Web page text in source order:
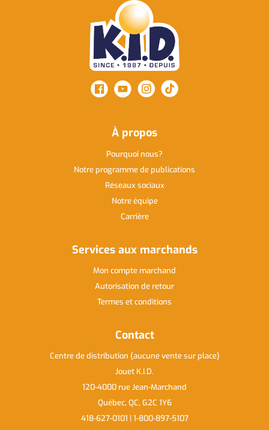
À propos
Pourquoi nous
Notre programme de publications
Réseaux sociaux
Notre équipe
Carrière
Services aux marchands
Mon compte marchand
Autorisation de retour
Termes et conditions
Contact
Centre de distribution (aucune vente sur place)
Jouet K.I.D.
120-4000 rue Jean-Marchand
Québec, QC, G2C 1Y6
418-627-0101 | 1-800-897-5107